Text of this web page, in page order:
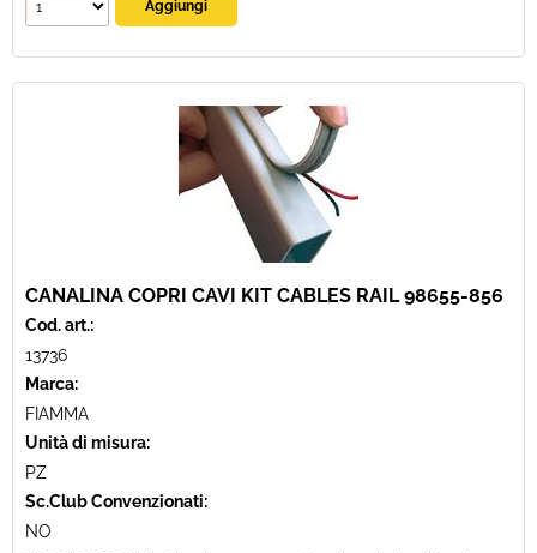
CANALINA COPRI CAVI KIT CABLES RAIL 98655-856
Cod. art.:
13736
Marca:
FIAMMA
Unità di misura:
PZ
Sc.Club Convenzionati:
NO